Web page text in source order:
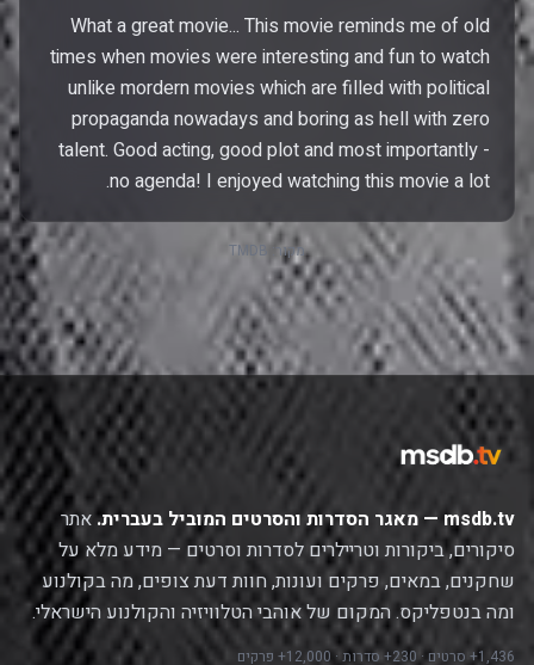
What a great movie... This movie reminds me of old
times when movies were interesting and fun to watch
unlike mordern movies which are filled with political
propaganda nowadays and boring as hell with zero
talent. Good acting, good plot and most importantly -
no agenda! I enjoyed watching this movie a lot.
מקור: TMDB
msdb.tv — מאגר הסדרות והסרטים המוביל בעברית.
אתר
סיקורים, ביקורות וטריילרים לסדרות וסרטים — מידע מלא על
שחקנים, במאים, פרקים ועונות, חוות דעת צופים, מה בקולנוע
ומה בנטפליקס. המקום של אוהבי הטלוויזיה והקולנוע הישראלי.
1,436+ סרטים · 230+ סדרות · 12,000+ פרקים